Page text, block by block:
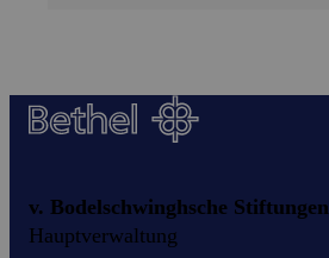
v. Bodelschwinghsche
Hauptverwaltung